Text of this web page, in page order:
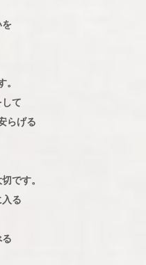
を
。
て
らげる
です。
る